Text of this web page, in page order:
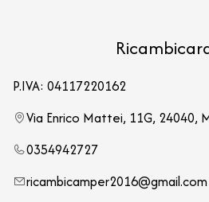
P.IVA: 04117220162
Via Enrico Mattei, 11G, 24040,
0354942727
ricambicamper2016@gmail.com